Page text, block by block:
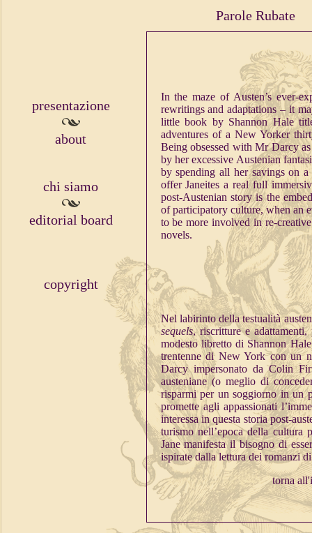
Parole Rubate
presentazione
about
chi siamo
editorial board
copyright
In the maze of Austen’s ever-
rewritings and adaptations – it
little book by Shannon Hale
adventures of a New Yorker
Being obsessed with Mr Darcy
by her excessive Austenian
by spending all her savings on
offer Janeites a real full
post-Austenian story is the
of participatory culture, when an
to be more involved in re-
novels.
Nel labirinto della testualità
sequels, riscritture e
modesto libretto di Shannon
trentenne di New York con un
Darcy impersonato da Colin
austeniane (o meglio di
risparmi per un soggiorno in un
promette agli appassionati
interessa in questa storia post-
turismo nell’epoca della cultura
Jane manifesta il bisogno di
ispirate dalla lettura dei romanzi
torna